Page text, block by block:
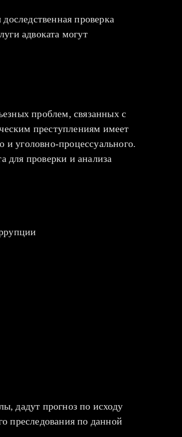
проверка
адвоката могут
проблем, связанных с
преступлениям имеет
и уголовно-процессуального.
для проверки и анализа
дадут прогноз по исходу
преследования по данной